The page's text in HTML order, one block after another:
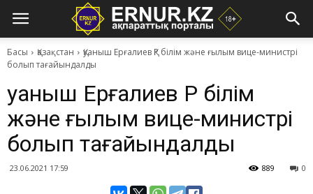
Басы Қазақстан
​Қуаныш Ерғалиев ҚР білім және ғылым вице-министрі
болып тағайындалды
​Қуаныш Ерғалиев ҚР білім
және ғылым вице-министрі
болып тағайындалды
23.06.2021 17:59 0
889